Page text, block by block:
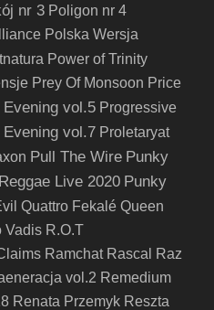
nr 3 Poligon nr 4
Polska Wersja
Power of Trinity
Prey Of Monsoon Price
vol.5 Progressive
vol.7 Proletaryat
Pull The Wire Punky
Live 2020 Punky
Quattro Fekalé Queen
Vadis R.O.T
Ramchat Rascal
Raz
vol.2 Remedium
Renata Przemyk Reszta